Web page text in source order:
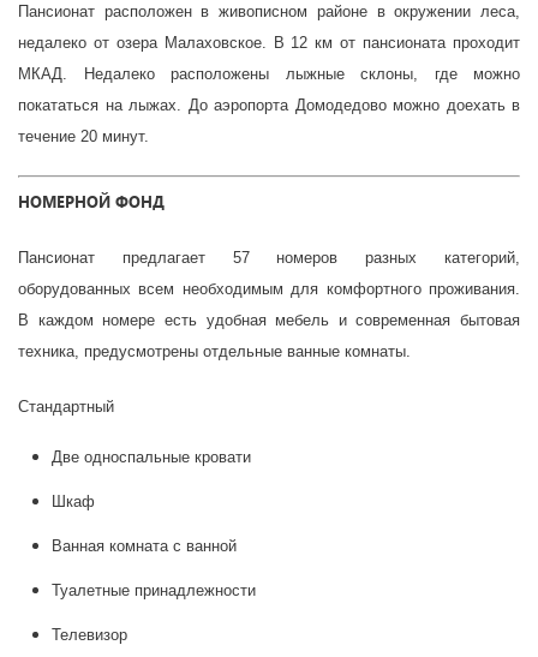
Пансионат расположен в живописном районе в окружении леса,
недалеко от озера Малаховское. В 12 км от пансионата проходит
МКАД. Недалеко расположены лыжные склоны, где можно
покататься на лыжах. До аэропорта Домодедово можно доехать в
течение 20 минут.
НОМЕРНОЙ ФОНД
Пансионат предлагает 57 номеров разных категорий,
оборудованных всем необходимым для комфортного проживания.
В каждом номере есть удобная мебель и современная бытовая
техника, предусмотрены отдельные ванные комнаты.
Стандартный
Две односпальные кровати
Шкаф
Ванная комната с ванной
Туалетные принадлежности
Телевизор